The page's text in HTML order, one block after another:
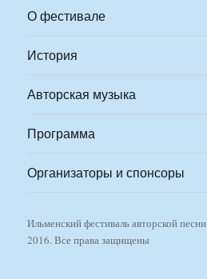
О фестивале
История
Авторская музыка
Программа
Организаторы и спонсоры
Ильменский фестиваль авторской песни
2016. Все права защищены